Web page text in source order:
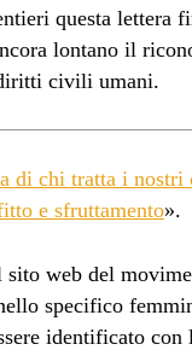
questa lettera
lontano il
civili umani.
di chi tratta i
e sfruttamento».
sito web del
specifico
identificato